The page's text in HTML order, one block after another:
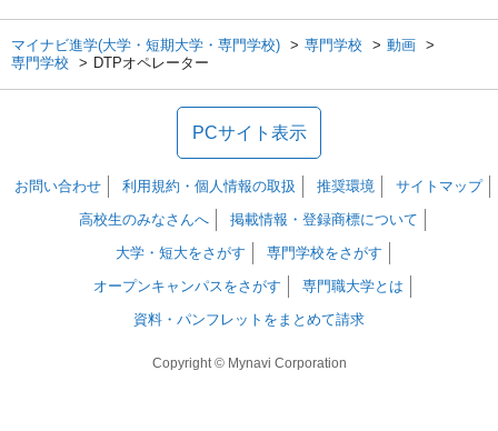
マイナビ進学(大学・短期大学・専門学校) 専門学校
動画
専門学校
DTPオペレーター
PCサイト表示
お問い合わせ 利用規約・個人情報の取扱 推奨環境
サイトマップ
高校生のみなさんへ
掲載情報・登録商標について
大学・短大をさがす
専門学校をさがす
オープンキャンパスをさがす
専門職大学とは
資料・パンフレットをまとめて請求
Copyright © Mynavi Corporation